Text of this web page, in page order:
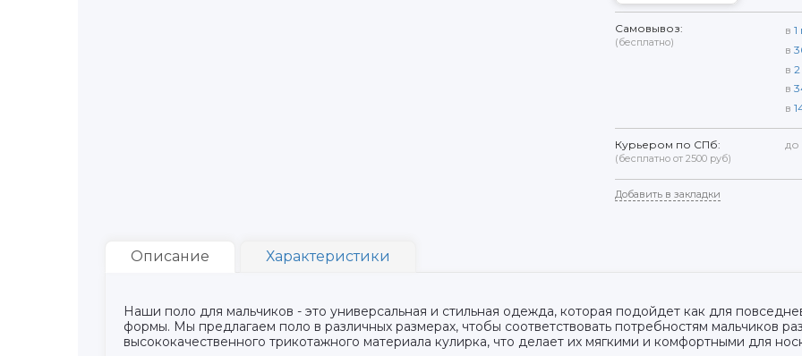
Самовывоз:
(бесплатно)
в 1
в
в 2
в
в
Курьером по СПб:
(бесплатно от 2500 руб)
до
Добавить в закладки
Описание Характеристики
Наши поло для мальчиков - это универсальная и стильная одежда, которая подойдет как для
формы. Мы предлагаем поло в различных размерах, чтобы соответствовать потребностям мальчиков
высококачественного трикотажного материала кулирка, что делает их мягкими и комфортными для